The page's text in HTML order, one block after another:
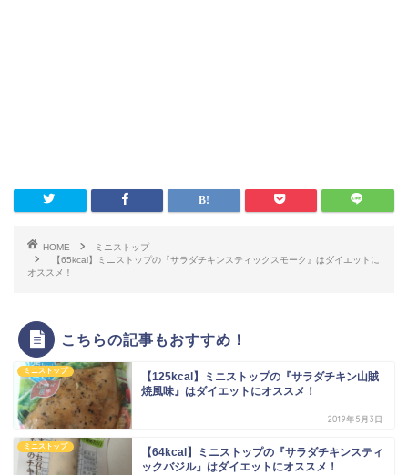
HOME
ミニストップ
【65kcal】ミニストップの『サラダチキンスティックスモーク』はダイエットに
オススメ！
こちらの記事もおすすめ！
ミニストップ
【125kcal】ミニストップの『サラダチキン山賊
焼風味』はダイエットにオススメ！
2019年5月3日
ミニストップ
【64kcal】ミニストップの『サラダチキンスティ
ックバジル』はダイエットにオススメ！